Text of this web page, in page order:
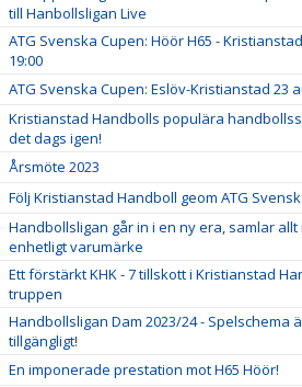
till Hanbollsligan Live
ATG Svenska Cupen: Höör H65 -
19:00
ATG Svenska Cupen: Eslöv-Kristianstad 23
Kristianstad Handbolls populära
det dags igen!
Årsmöte 2023
Följ Kristianstad Handboll geom ATG
Handbollsligan går in i en ny era, samlar allt
enhetligt varumärke
Ett förstärkt KHK - 7 tillskott i Kristianstad
truppen
Handbollsligan Dam 2023/24 - Spelschema
tillgängligt!
En imponerade prestation mot H65 Höör!